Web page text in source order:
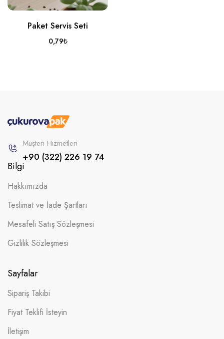
Paket Servis Seti
0,79₺
Müşteri Hizmetleri
+90 (322) 226 19 74
Bilgi
Hakkımızda
Teslimat ve İade Şartları
Mesafeli Satış Sözleşmesi
Gizlilik Sözleşmesi
Sayfalar
Sipariş Takibi
Fiyat Teklifi İsteyin
İletişim